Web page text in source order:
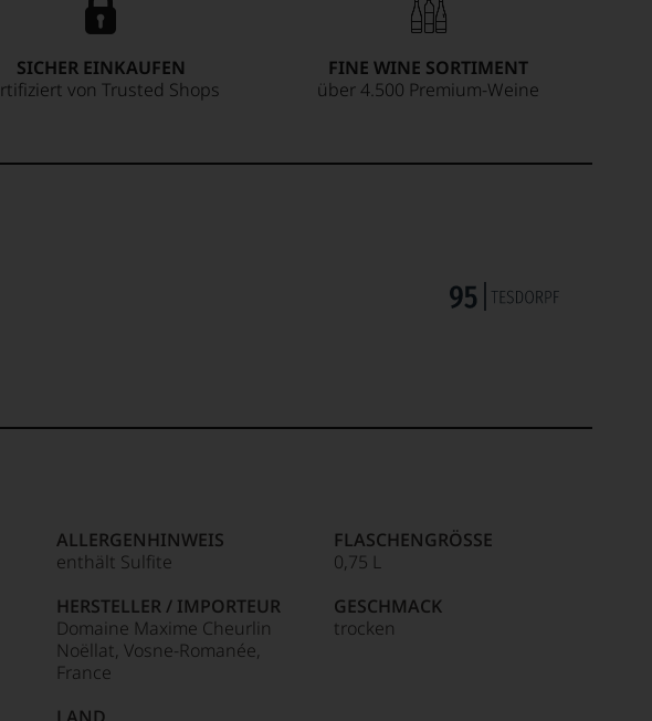
SICHER EINKAUFEN
von Trusted Shops
FINE WINE SORTIMENT
über 4.500 Premium-Weine
ALLERGENHINWEIS
enthält Sulfite
HERSTELLER / IMPORTEUR
Domaine Maxime Cheurlin
Noëllat, Vosne-Romanée,
France
FLASCHENGRÖSSE
0,75 L
GESCHMACK
trocken